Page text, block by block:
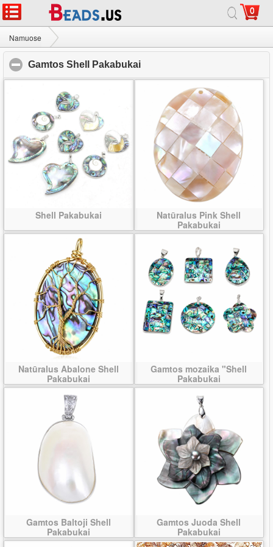
0
Namuose
Gamtos Shell Pakabukai
Gamtos Shell Pakabukai
Shell Pakabukai
Natūralus Pink Shell
Pakabukai
Natūralus Abalone Shell
Pakabukai
Gamtos mozaika "Shell
Pakabukai
Gamtos Baltoji Shell
Pakabukai
Gamtos Juoda Shell
Pakabukai
Namuose|Apie|Susisiekite su mumis Visa svetainė
© 2026 Tako Juvelyrika Ltd Visos teisės saugomos.